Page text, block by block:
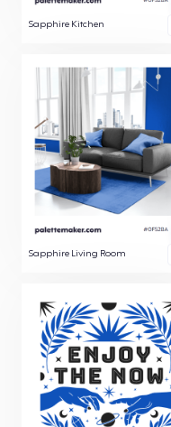
Sapphire Kitchen
Sapphire Living Room